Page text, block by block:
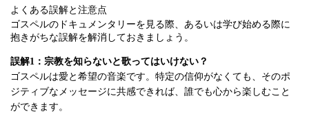
よくある誤解と注意点
ゴスペルのドキュメンタリーを見る際、あるいは学び始める際に
抱きがちな誤解を解消しておきましょう。
誤解1：宗教を知らないと歌ってはいけない？
ゴスペルは愛と希望の音楽です。特定の信仰がなくても、そのポ
ジティブなメッセージに共感できれば、誰でも心から楽しむこと
ができます。